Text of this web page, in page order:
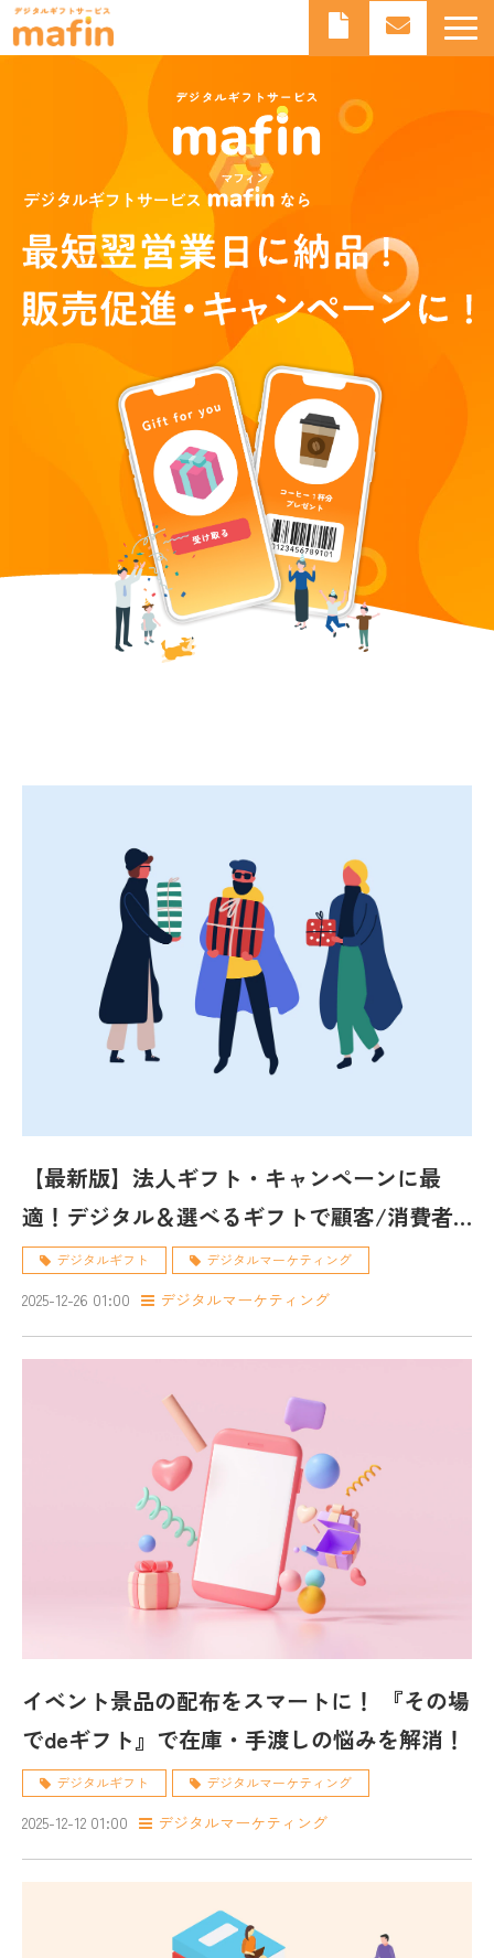
デジタルギフトサービスmafinとは
よくあるご質問
導入事例
お知らせ
【最新版】法人ギフト・キャンペーンに最
適！デジタル＆選べるギフトで顧客/消費者
満足度アップ
デジタルギフト デジタルマーケティング
2025-12-26 01:00 デジタルマーケティング
イベント景品の配布をスマートに！ 『その場
でdeギフト』で在庫・手渡しの悩みを解消！
デジタルギフト デジタルマーケティング
2025-12-12 01:00 デジタルマーケティング